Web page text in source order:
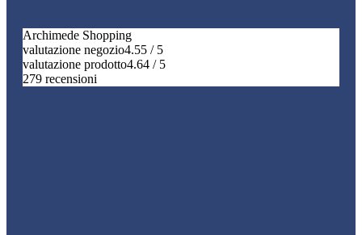
Archimede Shopping
valutazione negozio4.55 / 5
valutazione prodotto4.64 / 5
279 recensioni